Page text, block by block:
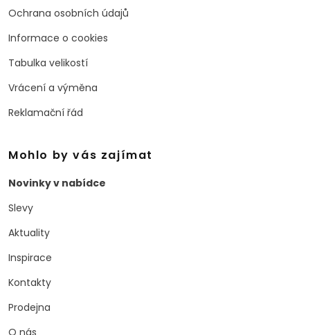
Ochrana osobních údajů
Informace o cookies
Tabulka velikostí
Vrácení a výměna
Reklamační řád
Mohlo by vás zajímat
Novinky v nabídce
Slevy
Aktuality
Inspirace
Kontakty
Prodejna
O nás